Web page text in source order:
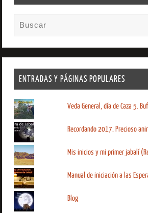
ENTRADAS Y PÁGINAS POPULARES
Veda General, día de Caza 5.
Recordando 2017. Precioso
Mis inicios y mi primer jabalí
Manual de iniciación a las
Blog